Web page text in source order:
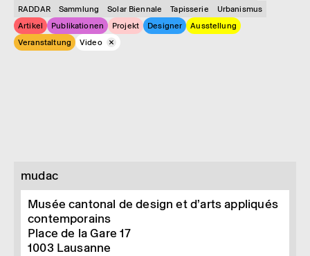
RADDAR
Sammlung Solar Biennale Tapisserie
Urbanismus
Artikel
Publikationen Projekt Designer
Ausstellung
Veranstaltung
Video
mudac
Musée cantonal de design et d’arts appliqués
contemporains
Place de la Gare 17
1003 Lausanne